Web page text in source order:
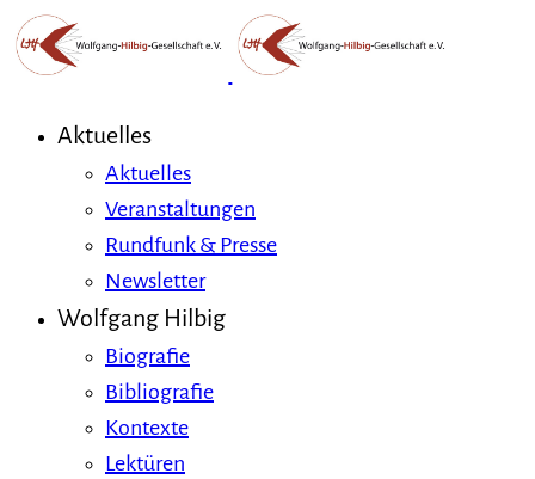
Aktuelles
Aktuelles
Veranstaltungen
Rundfunk & Presse
Newsletter
Wolfgang Hilbig
Biografie
Bibliografie
Kontexte
Lektüren